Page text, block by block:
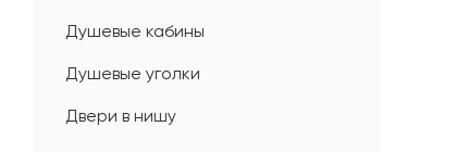
Душевые кабины
Душевые уголки
Двери в нишу